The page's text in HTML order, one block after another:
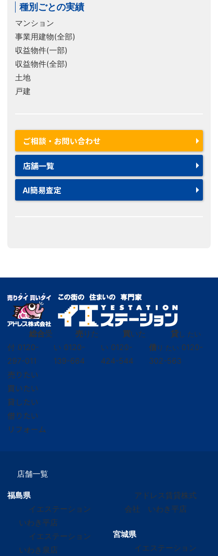
種別ごとの実績
マンション
事業用建物(全部)
収益物件(一部)
収益物件(全部)
土地
戸建
ご相談・お問い合わせ
店舗一覧
AI簡易査定
総合受
付 0120-
297-011
売りた
い 0120-
139-664
買いた
い 0120-
424-544
貸し たい
借り たい 0120-
302-563
売りたい
買いたい
貸したい
借りたい
リフォーム
店舗一覧
福島県
イエステーション
いわき平店
イエステーション
いわき泉店
アドレス賃貸株式
会社 いわき平店
宮城県
イエステーション